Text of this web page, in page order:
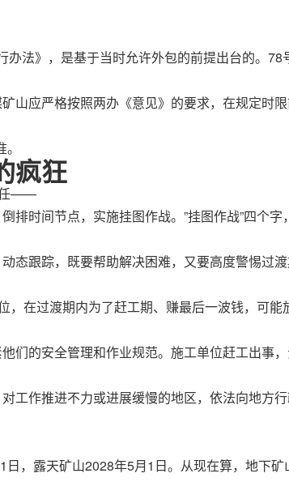
法》，是基于当时允许外包的前提出台的。78
山应严格按照两办《意见》的要求，在规定时
疯狂
任——
排时间节点，实施挂图作战。”挂图作战”四个字
态跟踪，既要帮助解决困难，又要高度警惕过渡
，在过渡期内为了赶工期、赚最后一波钱，可能
们的安全管理和作业规范。施工单位赶工出事
工作推进不力或进展缓慢的地区，依法向地方
，露天矿山2028年5月1日。从现在算，地下矿